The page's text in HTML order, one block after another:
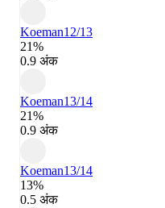
Koeman12/13
21%
0.9 अंक
Koeman13/14
21%
0.9 अंक
Koeman13/14
13%
0.5 अंक